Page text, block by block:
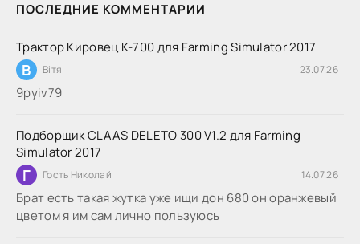
ПОСЛЕДНИЕ КОММЕНТАРИИ
Трактор Кировец К-700 для Farming Simulator 2017
В Вітя 23.07.26
9руіv79
Подборщик CLAAS DELETO 300 V1.2 для Farming
Simulator 2017
Г Гость Николай 14.07.26
Брат есть такая жутка уже ищи дон 680 он оранжевый
цветом я им сам лично пользуюсь